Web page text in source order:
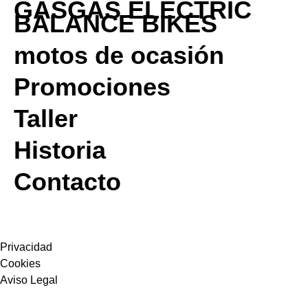
GASGAS ELECTRIC
BALANCE BIKES
motos de ocasión
Promociones
Taller
Historia
Contacto
Privacidad
Cookies
Aviso Legal